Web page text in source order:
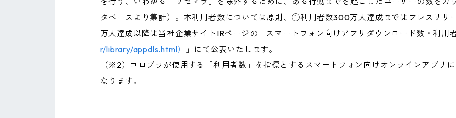
タベースより集計）。本利用者数については原則、①利用者数300万人達成まではプレスリ
万人達成以降は当社企業サイトIRページの「スマートフォン向けアプリダウンロード数・利用
r/library/appdls.html）
」にて公表いたします。
（※2）コロプラが使用する「利用者数」を指標とするスマートフォン向けオンラインアプリ
なります。